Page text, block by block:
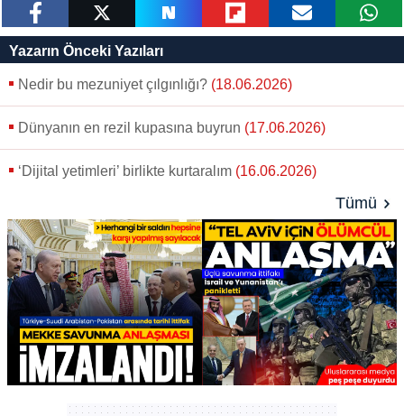
Yazarın Önceki Yazıları
Nedir bu mezuniyet çılgınlığı? (18.06.2026)
Dünyanın en rezil kupasına buyrun (17.06.2026)
‘Dijital yetimleri’ birlikte kurtaralım (16.06.2026)
Tümü